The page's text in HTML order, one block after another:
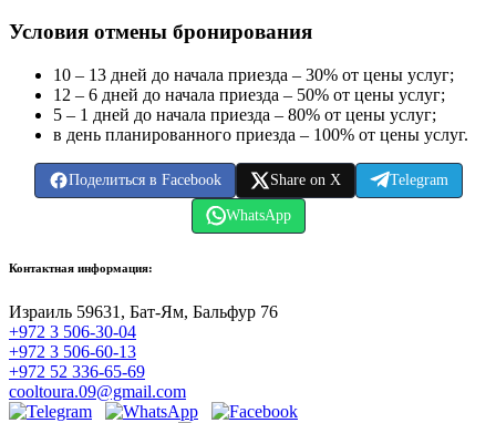
Условия отмены бронирования
10 – 13 дней до начала приезда – 30% от цены услуг;
12 – 6 дней до начала приезда – 50% от цены услуг;
5 – 1 дней до начала приезда – 80% от цены услуг;
в день планированного приезда – 100% от цены услуг.
Поделиться в Facebook Share on X Telegram
WhatsApp
Контактная информация:
Израиль 59631, Бат-Ям, Бальфур 76
+972 3 506-30-04
+972 3 506-60-13
+972 52 336-65-69
cooltoura.09@gmail.com